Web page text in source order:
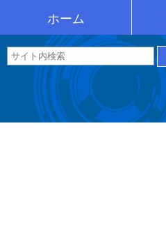
ホーム